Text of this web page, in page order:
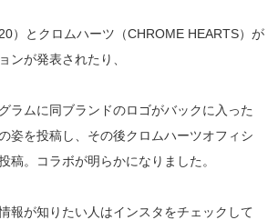
）とクロムハーツ（CHROME HEARTS）が
ンが発表されたり、
ラムに同ブランドのロゴがバックに入った
姿を投稿し、その後クロムハーツオフィシ
稿。コラボが明らかになりました。
報が知りたい人はインスタをチェックして